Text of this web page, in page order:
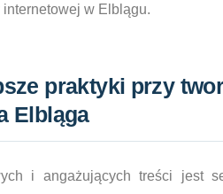
w Elblągu.
praktyki przy
Elbląga
i angażujących treści jest